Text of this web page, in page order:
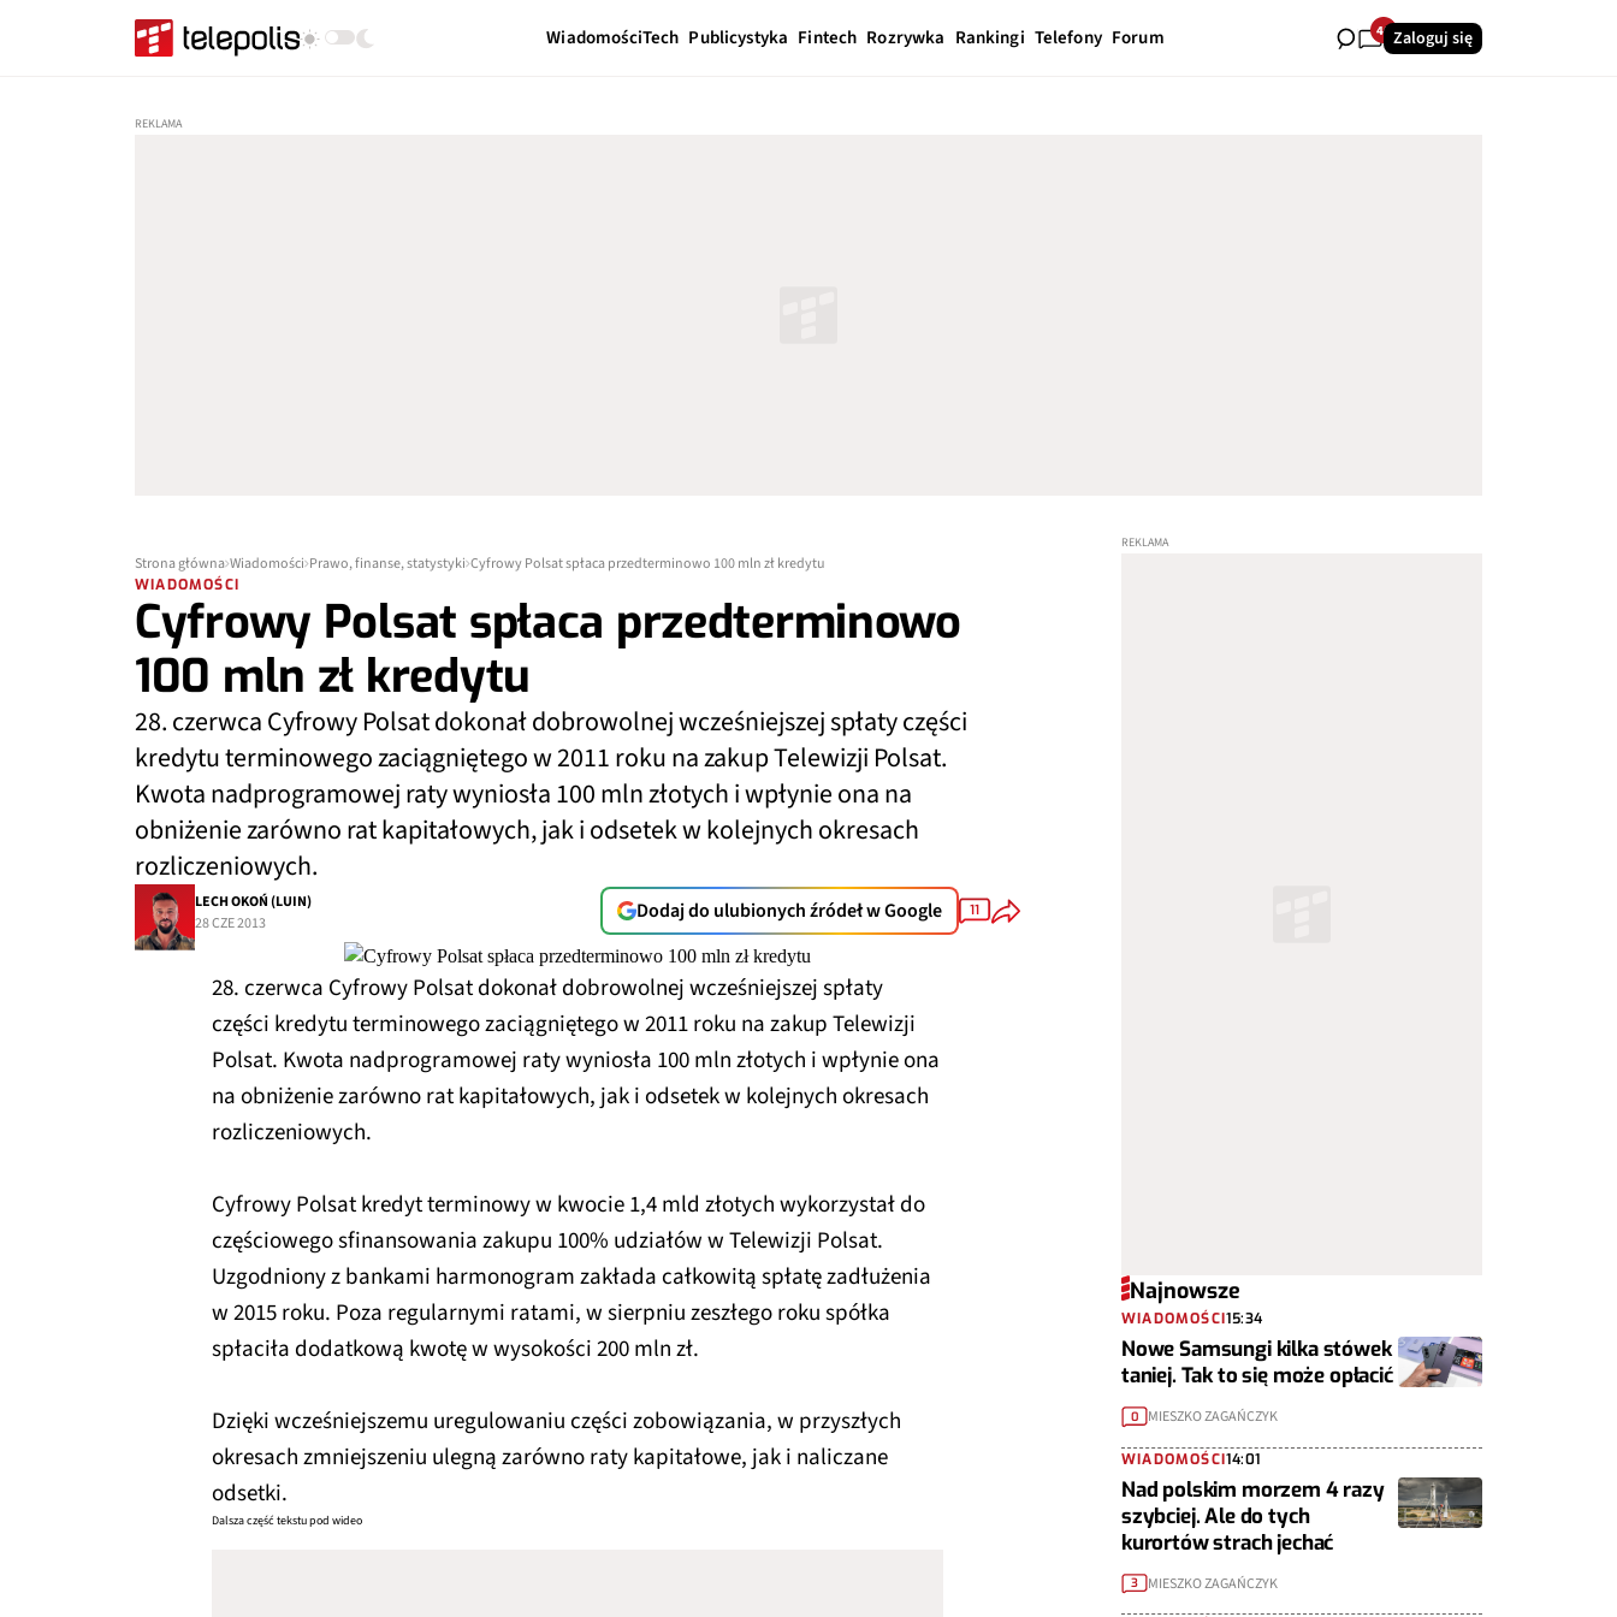
WiadomościTech Publicystyka Fintech Rozrywka Rankingi Telefony Forum 40Zaloguj się
Strona główna Wiadomości Prawo, finanse, statystyki Cyfrowy Polsat spłaca przedterminowo 100 mln zł kredytu
WIADOMOŚCI
Cyfrowy Polsat spłaca przedterminowo
100 mln zł kredytu
28. czerwca Cyfrowy Polsat dokonał dobrowolnej wcześniejszej spłaty części
kredytu terminowego zaciągniętego w 2011 roku na zakup Telewizji Polsat.
Kwota nadprogramowej raty wyniosła 100 mln złotych i wpłynie ona na
obniżenie zarówno rat kapitałowych, jak i odsetek w kolejnych okresach
rozliczeniowych.
LECH OKOŃ (LUIN)
28 CZE 2013
Dodaj do ulubionych źródeł w Google 11
28. czerwca Cyfrowy Polsat dokonał dobrowolnej wcześniejszej spłaty
części kredytu terminowego zaciągniętego w 2011 roku na zakup Telewizji
Polsat. Kwota nadprogramowej raty wyniosła 100 mln złotych i wpłynie ona
na obniżenie zarówno rat kapitałowych, jak i odsetek w kolejnych okresach
rozliczeniowych.
Cyfrowy Polsat kredyt terminowy w kwocie 1,4 mld złotych wykorzystał do
częściowego sfinansowania zakupu 100% udziałów w Telewizji Polsat.
Uzgodniony z bankami harmonogram zakłada całkowitą spłatę zadłużenia
w 2015 roku. Poza regularnymi ratami, w sierpniu zeszłego roku spółka
spłaciła dodatkową kwotę w wysokości 200 mln zł.
Dzięki wcześniejszemu uregulowaniu części zobowiązania, w przyszłych
okresach zmniejszeniu ulegną zarówno raty kapitałowe, jak i naliczane
odsetki.
Dalsza część tekstu pod wideo
Najnowsze
WIADOMOŚCI15:34
Nowe Samsungi kilka stówek
taniej. Tak to się może opłacić
0 MIESZKO ZAGAŃCZYK
WIADOMOŚCI14:01
Nad polskim morzem 4 razy
szybciej. Ale do tych
kurortów strach jechać
3 MIESZKO ZAGAŃCZYK